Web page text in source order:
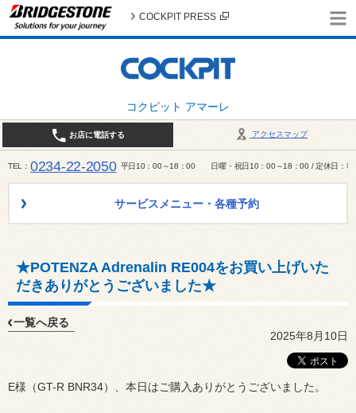
コクピット アマーレ
COCKPIT PRESS
アクセスマップ
お店に電話する
TEL 0234-22-2050 平日10：00～18：00 日曜・祝日10：00～18：00 / 定休日：毎
サービスメニュー・各種予約
★POTENZA Adrenalin RE004をお買い上げいた
だきありがとうございました★
一覧へ戻る
2025年8月10日
E様（GT-R BNR34）、本日はご購入ありがとうございました。